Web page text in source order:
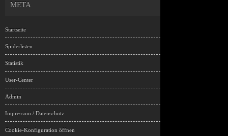
META
Startseite
Spiderlisten
Statistik
User-Center
Admin
Impressum / Datenschutz
Cookie-Konfiguration öffnen